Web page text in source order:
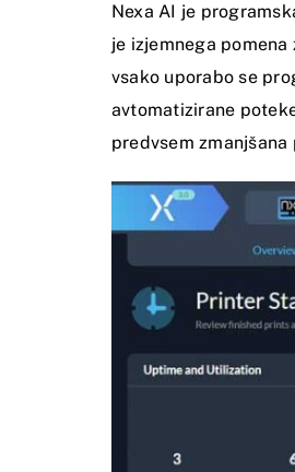
Nexa AI je
je izjemnega
vsako uporabo se
avtomatizirane
predvsem